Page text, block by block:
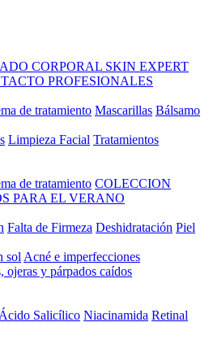
CORPORAL SKIN EXPERT
PROFESIONALES
de tratamiento Mascarillas Bálsamo
Limpieza Facial Tratamientos
de tratamiento COLECCION
PARA EL VERANO
Falta de Firmeza Deshidratación Piel
sol Acné e imperfecciones
ojeras y párpados caídos
Ácido Salicílico Niacinamida Retinal